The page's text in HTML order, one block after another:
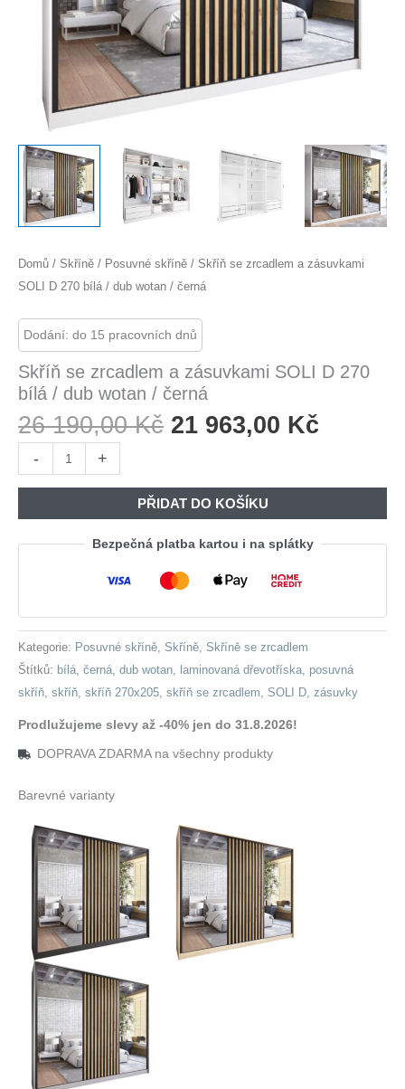
Domů / Skříně / Posuvné skříně / Skříň se zrcadlem a zásuvkami
SOLI D 270 bílá / dub wotan / černá
Dodání: do 15 pracovních dnů
Skříň se zrcadlem a zásuvkami SOLI D 270
bílá / dub wotan / černá
26 190,00Kč Původní
26
190,00 Kč.
21 963,00 Kč
963,00
-
se
a
zásuvkami
bílá
/
dub
wotan
/
černá
+
PŘIDAT DO KOŠÍKU
Bezpečná platba kartou i na splátky
Kategorie: Posuvné skříně, Skříně, Skříně se zrcadlem
Štítků: bílá, černá, dub wotan, laminovaná dřevotříska, posuvná
skříň, skříň, skříň 270x205, skříň se zrcadlem, SOLI D, zásuvky
Prodlužujeme slevy až -40% jen do 31.8.2026!
DOPRAVA ZDARMA na všechny produkty
Barevné varianty